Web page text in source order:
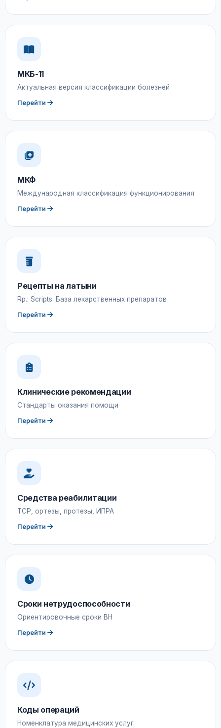
МКБ-11
Актуальная версия классификации болезней
Перейти
МКФ
Международная классификация функционирования
Перейти
Рецепты на латыни
Rp.: Scripts. База лекарственных препаратов
Перейти
Клинические рекомендации
Стандарты оказания помощи
Перейти
Средства реабилитации
ТСР, ортезы, протезы, ИПРА
Перейти
Сроки нетрудоспособности
Ориентировочные сроки ВН
Перейти
Коды операций
Номенклатура медицинских услуг